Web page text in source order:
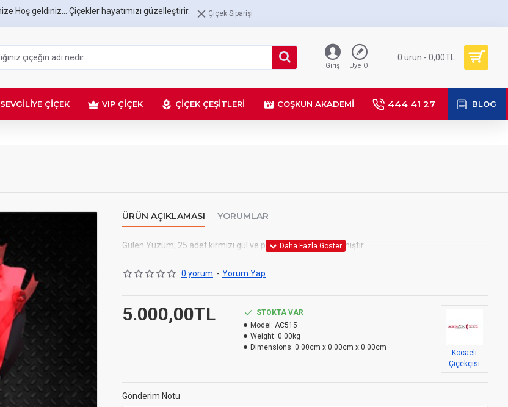
Hoş geldiniz... Çiçekler hayatımızı güzelleştirir. Çiçek Siparişi
Giriş Üye Ol
0 ürün - 0,00TL
SEVGILIYE ÇIÇEK VIP ÇIÇEK ÇIÇEK ÇEŞITLERI COŞKUN AKADEMI 444 41 27 BLOG
ÜRÜN AÇIKLAMASI YORUMLAR
Gülen Yüzüm; 25 adet kırmızı gül ve papatyalarla hazırlanmıştır.
0 yorum - Yorum Yap
5.000,00TL
STOKTA VAR
Model: AC515
Weight: 0.00kg
Dimensions: 0.00cm x 0.00cm x 0.00cm
Kocaeli
Çiçekçisi
Gönderim Notu